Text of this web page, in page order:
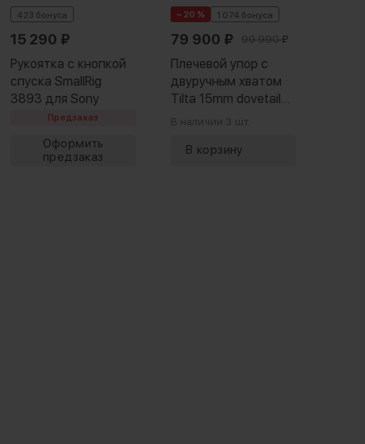
423 бонуса
15 290 ₽
Рукоятка с кнопкой
спуска SmallRig
3893 для Sony
Предзаказ
− 20 % 1 074 бонуса
79 900 ₽ 99 990₽
Плечевой упор с
двуручным хватом
Tilta 15mm dovetail
shoulder mount
В наличии: 3 шт.